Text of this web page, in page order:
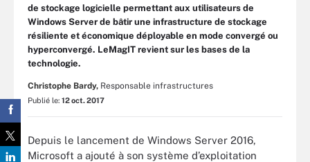
de stockage logicielle permettant aux utilisateurs de
Windows Server de bâtir une infrastructure de stockage
résiliente et économique déployable en mode convergé ou
hyperconvergé. LeMagIT revient sur les bases de la
technologie.
Christophe Bardy, Responsable infrastructures
Publié le: 12 oct. 2017
Depuis le lancement de Windows Server 2016,
Microsoft a ajouté à son système d’exploitation